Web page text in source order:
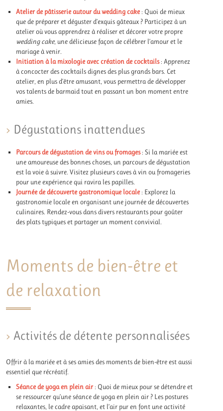
Atelier de pâtisserie autour du wedding cake: Quoi de mieux
que de préparer et déguster d’exquis gâteaux ? Participez à un
atelier où vous apprendrez à réaliser et décorer votre propre
wedding cake, une délicieuse façon de célébrer l’amour et le
mariage à venir.
Initiation à la mixologie avec création de cocktails: Apprenez
à concocter des cocktails dignes des plus grands bars. Cet
atelier, en plus d’être amusant, vous permettra de développer
vos talents de barmaid tout en passant un bon moment entre
amies.
Dégustations inattendues
Parcours de dégustation de vins ou fromages: Si la mariée est
une amoureuse des bonnes choses, un parcours de dégustation
est la voie à suivre. Visitez plusieurs caves à vin ou fromageries
pour une expérience qui ravira les papilles.
Journée de découverte gastronomique locale: Explorez la
gastronomie locale en organisant une journée de découvertes
culinaires. Rendez-vous dans divers restaurants pour goûter
des plats typiques et partager un moment convivial.
Moments de bien-être et
de relaxation
Activités de détente personnalisées
Offrir à la mariée et à ses amies des moments de bien-être est aussi
essentiel que récréatif.
Séance de yoga en plein air: Quoi de mieux pour se détendre et
se ressourcer qu’une séance de yoga en plein air ? Les postures
relaxantes, le cadre apaisant, et l’air pur en font une activité